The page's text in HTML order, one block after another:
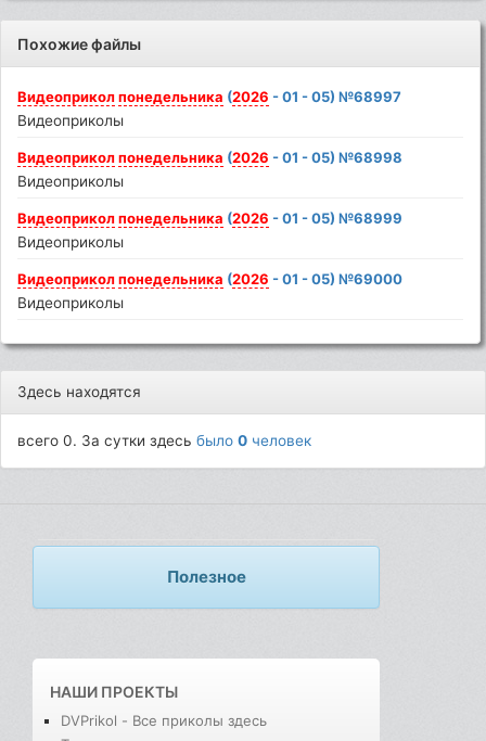
Похожие файлы
Видеоприкол понедельника (2026 - 01 - 05) №68997
Видеоприколы
Видеоприкол понедельника (2026 - 01 - 05) №68998
Видеоприколы
Видеоприкол понедельника (2026 - 01 - 05) №68999
Видеоприколы
Видеоприкол понедельника (2026 - 01 - 05) №69000
Видеоприколы
Здесь находятся
всего 0. За сутки здесьбыло0 человек
Полезное
НАШИ ПРОЕКТЫ
DVPrikol - Все приколы здесь